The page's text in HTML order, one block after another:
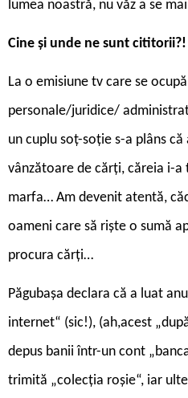
lumea noastră, nu văz a se
Cine și unde ne sunt cititorii?!
La o emisiune tv care se
personale/juridice/
un cuplu soț-soție s-a plâns
vânzătoare de cărți, căreia i-
marfa… Am devenit atentă,
oameni care să riște o sumă
procura cărți…
Păgubașa declara că a luat
internet“ (sic!), (ah,acest
depus banii într-un cont
trimită „colecția roșie“, iar